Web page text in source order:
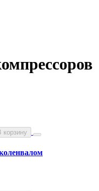
корзину